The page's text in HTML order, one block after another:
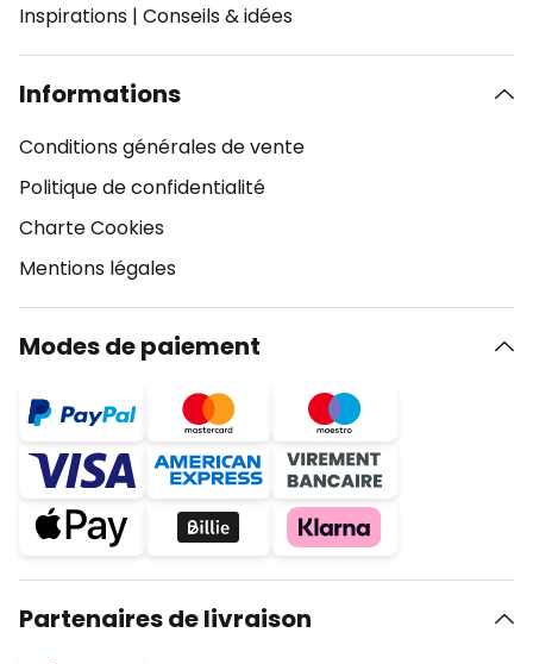
Inspirations | Conseils & idées
Informations
Conditions générales de vente
Politique de confidentialité
Charte Cookies
Mentions légales
Modes de paiement
Partenaires de livraison